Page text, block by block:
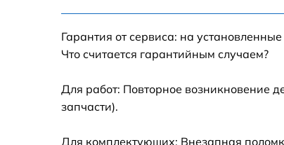
Замена блока питания Gigabyte
G27QC A-EK
Гарантия от сервиса: на
Что считается гарантийным случаем?
Для работ: Повторное возникновение
запчасти).
Для комплектующих: Внезапная